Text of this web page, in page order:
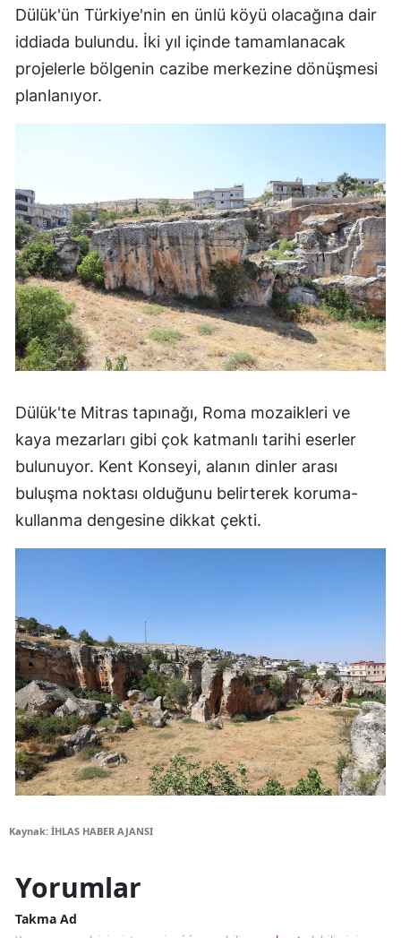
Dülük'ün Türkiye'nin en ünlü köyü olacağına dair
iddiada bulundu. İki yıl içinde tamamlanacak
projelerle bölgenin cazibe merkezine dönüşmesi
planlanıyor.
Dülük'te Mitras tapınağı, Roma mozaikleri ve
kaya mezarları gibi çok katmanlı tarihi eserler
bulunuyor. Kent Konseyi, alanın dinler arası
buluşma noktası olduğunu belirterek koruma-
kullanma dengesine dikkat çekti.
Kaynak: İHLAS HABER AJANSI
Yorumlar
Takma Ad